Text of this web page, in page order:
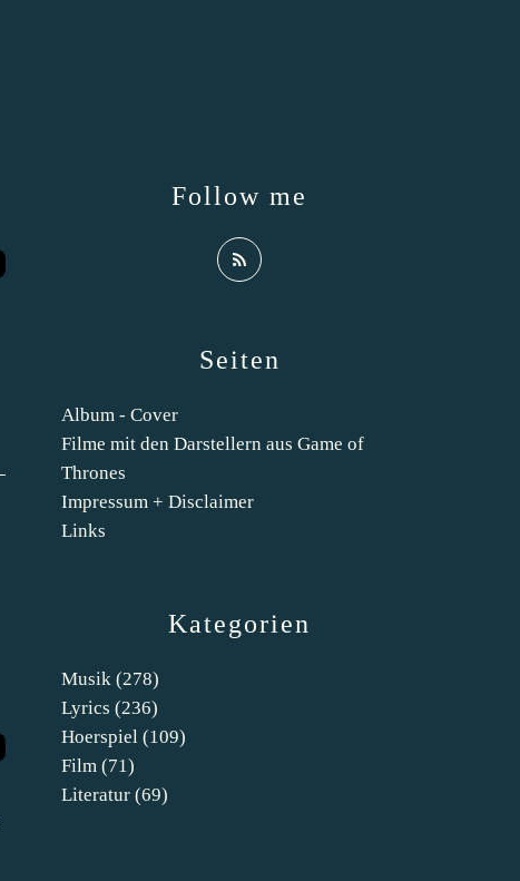
Kategorien
Musik (278)
Lyrics (236)
Hoerspiel (109)
Film (71)
Literatur (69)
Seiten
Album - Cover
Filme mit den Darstellern aus Game of
Thrones
Impressum + Disclaimer
Links
Follow me